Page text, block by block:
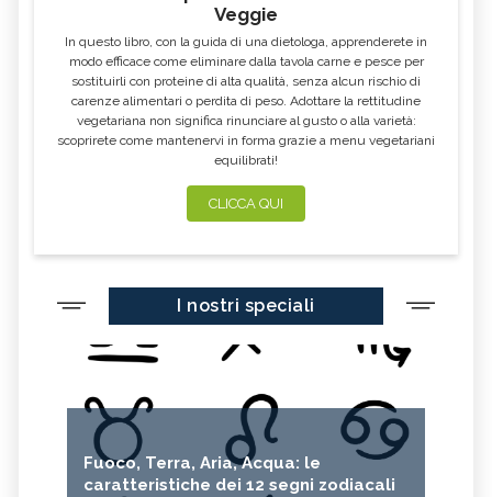
Veggie
In questo libro, con la guida di una dietologa, apprenderete in
modo efficace come eliminare dalla tavola carne e pesce per
sostituirli con proteine di alta qualità, senza alcun rischio di
carenze alimentari o perdita di peso. Adottare la rettitudine
vegetariana non significa rinunciare al gusto o alla varietà:
scoprirete come mantenervi in forma grazie a menu vegetariani
equilibrati!
CLICCA QUI
I nostri speciali
Fuoco, Terra, Aria, Acqua: le
caratteristiche dei 12 segni zodiacali